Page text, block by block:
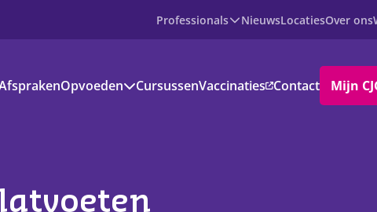
Professionals
Prenataal
NieuwsLocatiesOver ons
Opvoeden CursussenVaccinaties Contact Mijn